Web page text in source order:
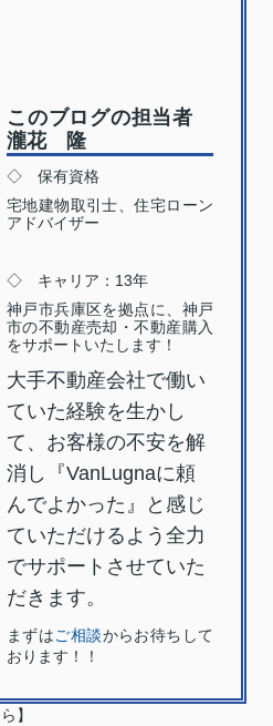
このブログの担当者
瀧花 隆
◇ 保有資格
宅地建物取引士、住宅ローン
アドバイザー
◇ キャリア：13年
神戸市兵庫区を拠点に、神戸
市の不動産売却・不動産購入
をサポートいたします！
大手不動産会社で働い
ていた経験を生かし
て、お客様の不安を解
消し『VanLugnaに頼
んでよかった』と感じ
ていただけるよう全力
でサポートさせていた
だきます。
まずはご相談からお待ちして
おります！！
】